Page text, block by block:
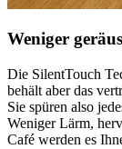
Weniger
Die SilentTouch
behält aber das
Sie spüren also
Weniger Lärm,
Café werden es